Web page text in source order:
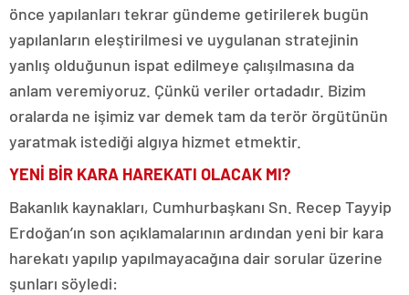
önce yapılanları tekrar gündeme getirilerek bugün
yapılanların eleştirilmesi ve uygulanan stratejinin
yanlış olduğunun ispat edilmeye çalışılmasına da
anlam veremiyoruz. Çünkü veriler ortadadır. Bizim
oralarda ne işimiz var demek tam da terör örgütünün
yaratmak istediği algıya hizmet etmektir.
YENİ BİR KARA HAREKATI OLACAK MI?
Bakanlık kaynakları, Cumhurbaşkanı Sn. Recep Tayyip
Erdoğan’ın son açıklamalarının ardından yeni bir kara
harekatı yapılıp yapılmayacağına dair sorular üzerine
şunları söyledi: